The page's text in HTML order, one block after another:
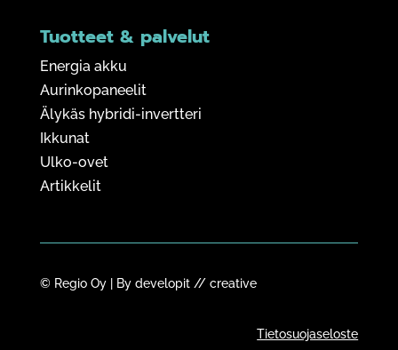
Tuotteet & palvelut
Energia akku
Aurinkopaneelit
Älykäs hybridi-invertteri
Ikkunat
Ulko-ovet
Artikkelit
© Regio Oy | By developit // creative
Tietosuojaseloste